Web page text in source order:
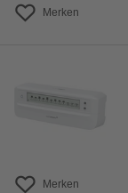
Merken
Merken